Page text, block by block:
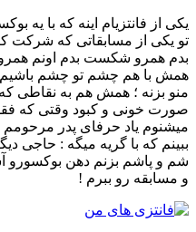
یکی از فانتزیام اینه که با یه
تو یکی از مسابقاتی که شرکت
بدم همرو شکست بدم اونم
همش با هم چشم تو چشم باشیم
منو بزنه ؛ همش هم به نقاطی
صورت خونی و کبود وقتی که
میشنوم یاد حرفای پدر
ببینم که با گریه میگه : حاجی
شم و پاشم بزنم دهن بوکسورو
و مسابقه رو ببرم !